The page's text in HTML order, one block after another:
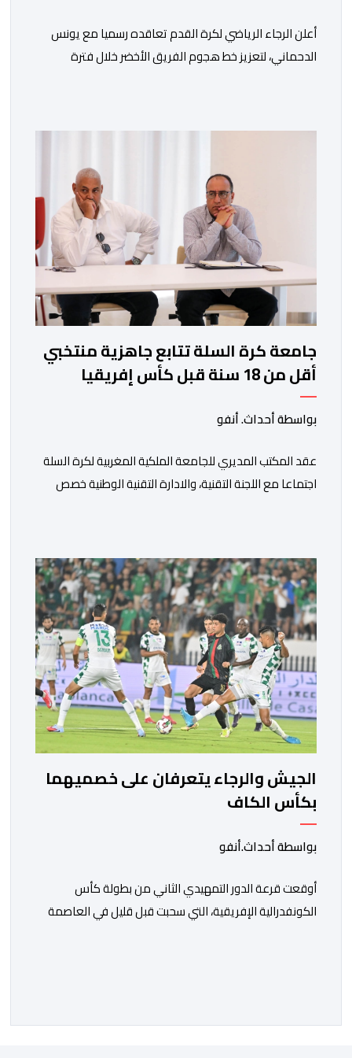
أعلن الرجاء الرياضي لكرة القدم تعاقده رسميا مع يونس
الدحماني، لتعزيز خط هجوم الفريق الأخضر خلال فترة
الطاقم التقني للرجاء لتقديم الإضافة المرجوة في
أداء لافت قدمه اللاعب برفقة اتحاد […]
جامعة كرة السلة تتابع جاهزية منتخبي
أقل من 18 سنة قبل كأس إفريقيا
بواسطة أحداث. أنفو
عقد المكتب المديري للجامعة الملكية المغربية لكرة السلة
اجتماعا مع اللجنة التقنية، والادارة التقنية الوطنية خصص
الفترة الأخيرة. وشهد الاجتماع تقديم عرض مفصل حول
مشاركة المنتخبين الوطنيين لأقل من 18 سنة، إناثا وذكورا،
من طرف اللجنة التقنية التي واكبت كل […]
الجيش والرجاء يتعرفان على خصميهما
بكأس الكاف
بواسطة أحداث.أنفو
أوقعت قرعة الدور التمهيدي الثاني من بطولة كأس
الكونفدرالية الإفريقية، التي سحبت قبل قليل في العاصمة
واريورز النيجيري ونادي أوديب ممثل […]